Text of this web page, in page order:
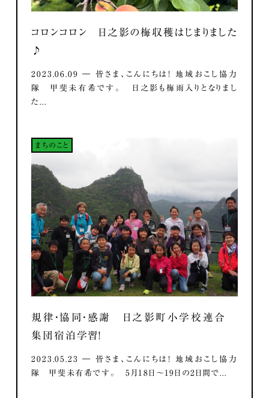
コロンコロン 日之影の梅収穫はじまりました
♪
2023.06.09 ― 皆さま、こんにちは！ 地域おこし協力
隊 甲斐未有希です。 日之影も梅雨入りとなりまし
た...
まちのこと
規律・協同・感謝 日之影町小学校連合
集団宿泊学習！
2023.05.23 ― 皆さま、こんにちは！ 地域おこし協力
隊 甲斐未有希です。 5月18日～19日の2日間で...